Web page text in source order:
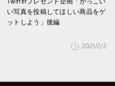
い写真を投稿してほしい商品をゲ
ットしよう」後編
2021/2/2